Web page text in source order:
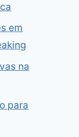
em
na
para